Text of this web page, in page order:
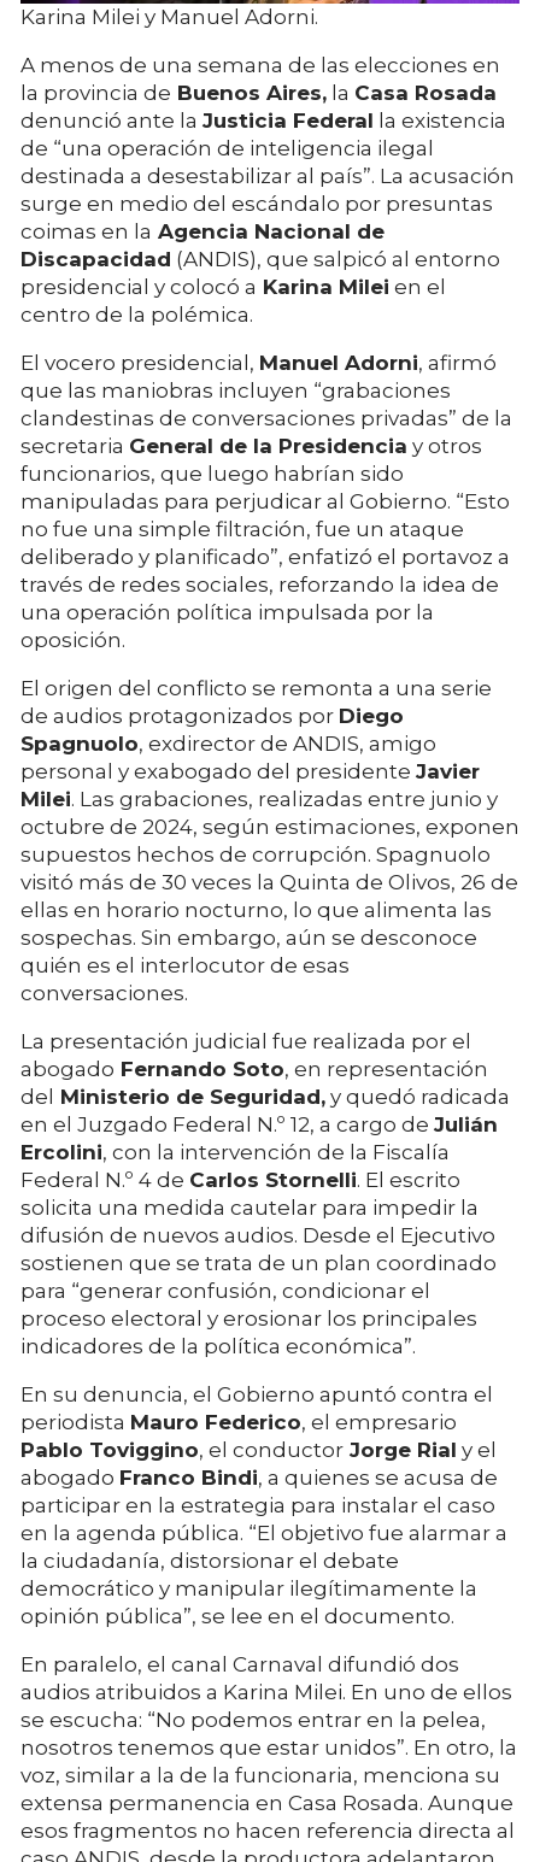
Karina Milei y Manuel Adorni.
A menos de una semana de las elecciones en
la provincia de Buenos Aires, la Casa Rosada
denunció ante la Justicia Federal la existencia
de “una operación de inteligencia ilegal
destinada a desestabilizar al país”. La acusación
surge en medio del escándalo por presuntas
coimas en la Agencia Nacional de
Discapacidad (ANDIS), que salpicó al entorno
presidencial y colocó a Karina Milei en el
centro de la polémica.
El vocero presidencial, Manuel Adorni, afirmó
que las maniobras incluyen “grabaciones
clandestinas de conversaciones privadas” de la
secretaria General de la Presidencia y otros
funcionarios, que luego habrían sido
manipuladas para perjudicar al Gobierno. “Esto
no fue una simple filtración, fue un ataque
deliberado y planificado”, enfatizó el portavoz a
través de redes sociales, reforzando la idea de
una operación política impulsada por la
oposición.
El origen del conflicto se remonta a una serie
de audios protagonizados por Diego
Spagnuolo, exdirector de ANDIS, amigo
personal y exabogado del presidente Javier
Milei. Las grabaciones, realizadas entre junio y
octubre de 2024, según estimaciones, exponen
supuestos hechos de corrupción. Spagnuolo
visitó más de 30 veces la Quinta de Olivos, 26 de
ellas en horario nocturno, lo que alimenta las
sospechas. Sin embargo, aún se desconoce
quién es el interlocutor de esas
conversaciones.
La presentación judicial fue realizada por el
abogado Fernando Soto, en representación
del Ministerio de Seguridad, y quedó radicada
en el Juzgado Federal N.º 12, a cargo de Julián
Ercolini, con la intervención de la Fiscalía
Federal N.º 4 de Carlos Stornelli. El escrito
solicita una medida cautelar para impedir la
difusión de nuevos audios. Desde el Ejecutivo
sostienen que se trata de un plan coordinado
para “generar confusión, condicionar el
proceso electoral y erosionar los principales
indicadores de la política económica”.
En su denuncia, el Gobierno apuntó contra el
periodista Mauro Federico, el empresario
Pablo Toviggino, el conductor Jorge Rial y el
abogado Franco Bindi, a quienes se acusa de
participar en la estrategia para instalar el caso
en la agenda pública. “El objetivo fue alarmar a
la ciudadanía, distorsionar el debate
democrático y manipular ilegítimamente la
opinión pública”, se lee en el documento.
En paralelo, el canal Carnaval difundió dos
audios atribuidos a Karina Milei. En uno de ellos
se escucha: “No podemos entrar en la pelea,
nosotros tenemos que estar unidos”. En otro, la
voz, similar a la de la funcionaria, menciona su
extensa permanencia en Casa Rosada. Aunque
esos fragmentos no hacen referencia directa al